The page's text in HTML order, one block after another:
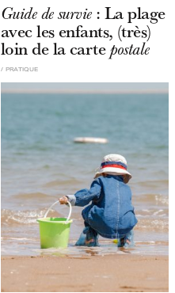
Guide de survie: La plage
avec les enfants, (très)
loin de la cartepostale
PRATIQUE